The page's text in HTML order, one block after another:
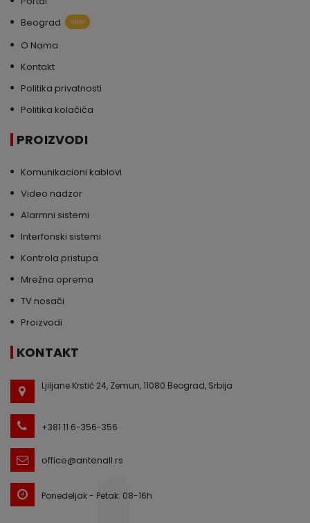
Beograd
uživo
O Nama
Kontakt
Politika privatnosti
Politika kolačića
PROIZVODI
Komunikacioni kablovi
Video nadzor
Alarmni sistemi
Interfonski sistemi
Kontrola pristupa
Mrežna oprema
TV nosači
Proizvodi
KONTAKT
Ljiljane Krstić 24, Zemun, 11080 Beograd, Srbija
+381 11 6-356-356
office@antenall.rs
Ponedeljak - Petak: 08-16h